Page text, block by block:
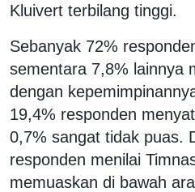
Kluivert terbilang tinggi.
Sebanyak 72%
sementara 7,8% lainnya
dengan
19,4% responden
0,7% sangat tidak puas.
responden menilai
memuaskan di bawah